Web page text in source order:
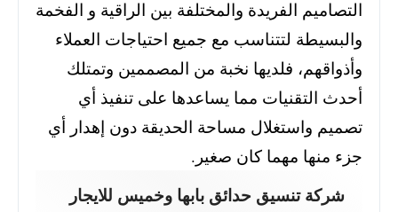
التصاميم الفريدة والمختلفة بين الراقية و الفخمة
والبسيطة لتتناسب مع جميع احتياجات العملاء
وأذواقهم، فلديها نخبة من المصممين وتمتلك
أحدث التقنيات مما يساعدها على تنفيذ أي
تصميم واستغلال مساحة الحديقة دون إهدار أي
جزء منها مهما كان صغير.
شركة تنسيق حدائق بابها وخميس للايجار